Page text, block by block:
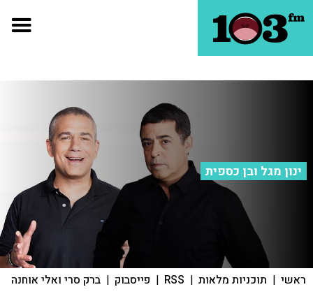
ינון מגל ובן כספית
ראשי | תוכניות מלאות |
RSS
| פייסבוק | ברק סרי ואלי אוחנה